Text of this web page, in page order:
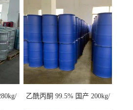
乙酰丙酮 99.5% 国产 200kg/